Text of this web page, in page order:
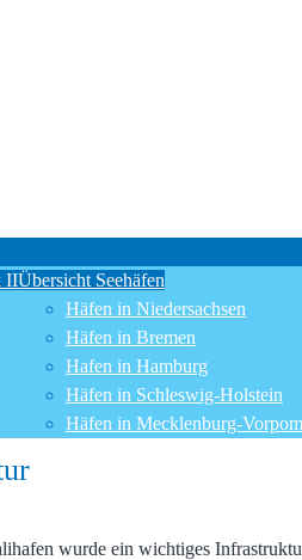
IIÜbersicht Seehäfen
Häfen in Niedersachsen
Häfen in Bremen
Hafen in Hamburg
Häfen in Schleswig-Holstein
Häfen in Mecklenburg-
wurde ein wichtiges